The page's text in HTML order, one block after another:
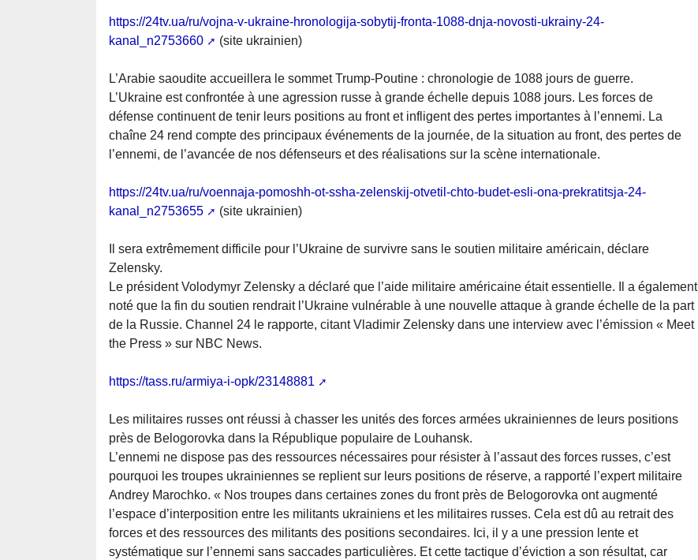
https://24tv.ua/ru/vojna-v-ukraine-hronologija-sobytij-fronta-1088-dnja-novosti-ukrainy-24-
kanal_n2753660
(site ukrainien)
L’Arabie saoudite accueillera le sommet Trump-Poutine : chronologie de 1088 jours de guerre.
L’Ukraine est confrontée à une agression russe à grande échelle depuis 1088 jours. Les forces de
défense continuent de tenir leurs positions au front et infligent des pertes importantes à l’ennemi. La
chaîne 24 rend compte des principaux événements de la journée, de la situation au front, des pertes de
l’ennemi, de l’avancée de nos défenseurs et des réalisations sur la scène internationale.
https://24tv.ua/ru/voennaja-pomoshh-ot-ssha-zelenskij-otvetil-chto-budet-esli-ona-prekratitsja-24-
kanal_n2753655
(site ukrainien)
Il sera extrêmement difficile pour l’Ukraine de survivre sans le soutien militaire américain, déclare
Zelensky.
Le président Volodymyr Zelensky a déclaré que l’aide militaire américaine était essentielle. Il a également
noté que la fin du soutien rendrait l’Ukraine vulnérable à une nouvelle attaque à grande échelle de la part
de la Russie. Channel 24 le rapporte, citant Vladimir Zelensky dans une interview avec l’émission « Meet
the Press » sur NBC News.
https://tass.ru/armiya-i-opk/23148881
Les militaires russes ont réussi à chasser les unités des forces armées ukrainiennes de leurs positions
près de Belogorovka dans la République populaire de Louhansk.
L’ennemi ne dispose pas des ressources nécessaires pour résister à l’assaut des forces russes, c’est
pourquoi les troupes ukrainiennes se replient sur leurs positions de réserve, a rapporté l’expert militaire
Andrey Marochko. « Nos troupes dans certaines zones du front près de Belogorovka ont augmenté
l’espace d’interposition entre les militants ukrainiens et les militaires russes. Cela est dû au retrait des
forces et des ressources des militants des positions secondaires. Ici, il y a une pression lente et
systématique sur l’ennemi sans saccades particulières. Et cette tactique d’éviction a son résultat, car